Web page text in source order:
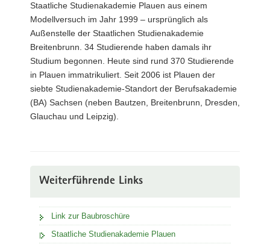
Staatliche Studienakademie Plauen aus einem
Modellversuch im Jahr 1999 – ursprünglich als
Außenstelle der Staatlichen Studienakademie
Breitenbrunn. 34 Studierende haben damals ihr
Studium begonnen. Heute sind rund 370 Studierende
in Plauen immatrikuliert. Seit 2006 ist Plauen der
siebte Studienakademie-Standort der Berufsakademie
(BA) Sachsen (neben Bautzen, Breitenbrunn, Dresden,
Glauchau und Leipzig).
Weiterführende Links
Link zur Baubroschüre
Staatliche Studienakademie Plauen